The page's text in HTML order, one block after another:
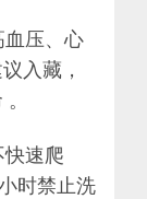
压、心
入藏，
速爬
时禁止洗